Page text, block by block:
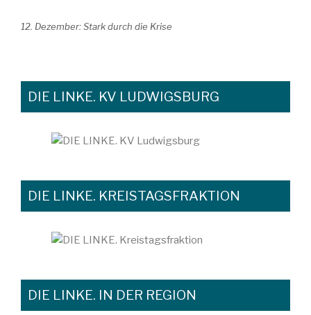
12. Dezember: Stark durch die Krise
DIE LINKE. KV LUDWIGSBURG
DIE LINKE. KREISTAGSFRAKTION
DIE LINKE. IN DER REGION